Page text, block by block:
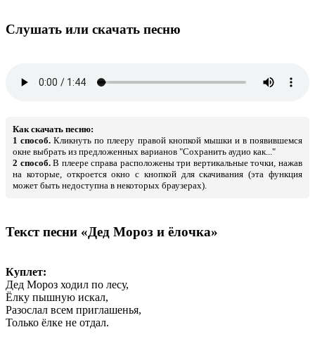
Слушать или скачать песню
Как скачать песню:
1 способ. Кликнуть по плееру правой кнопкой мышки и в появившемся
окне выбрать из предложенных варианов "Сохранить аудио как..."
2 способ.В плеере справа расположены три вертикальные точки, нажав
на которые, откроется окно с кнопкой для скачивания (эта функция
может быть недоступна в некоторых браузерах).
Текст песни «Дед Мороз и ёлочка»
Куплет:
Дед Мороз ходил по лесу,
Ёлку пышную искал,
Разослал всем приглашенья,
Только ёлке не отдал.